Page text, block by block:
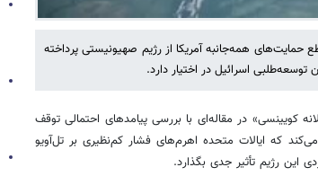
همه‌جانبه آمریکا از رژیم صهیونیستی پرداخته
اسرائیل در اختیار دارد.
کویینسی» در مقاله‌ای با بررسی پیامدهای احتمالی توقف
که ایالات متحده اهرم‌های فشار کم‌نظیری بر تل‌آویو
این رژیم تأثیر جدی بگذارد.